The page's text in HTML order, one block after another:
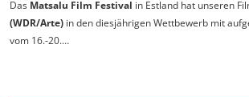
Das Matsalu Film Festival in Estland hat unseren
(WDR/Arte) in den diesjährigen Wettbewerb mit
vom 16.-20.…